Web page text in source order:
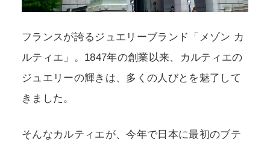
フランスが誇るジュエリーブランド「メゾン カ
ルティエ」。1847年の創業以来、カルティエの
ジュエリーの輝きは、多くの人びとを魅了して
きました。
そんなカルティエが、今年で日本に最初のブテ